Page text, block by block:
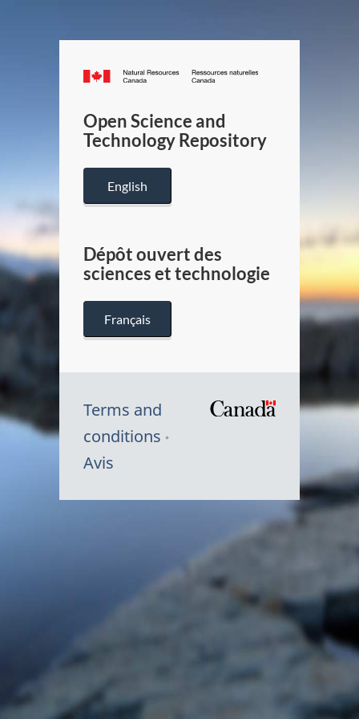
Canada.ca
/
Canada
Open Science and
Technology Repository
English
Dépôt ouvert des
sciences et technologie
Français
Terms and
conditions
Avis
du